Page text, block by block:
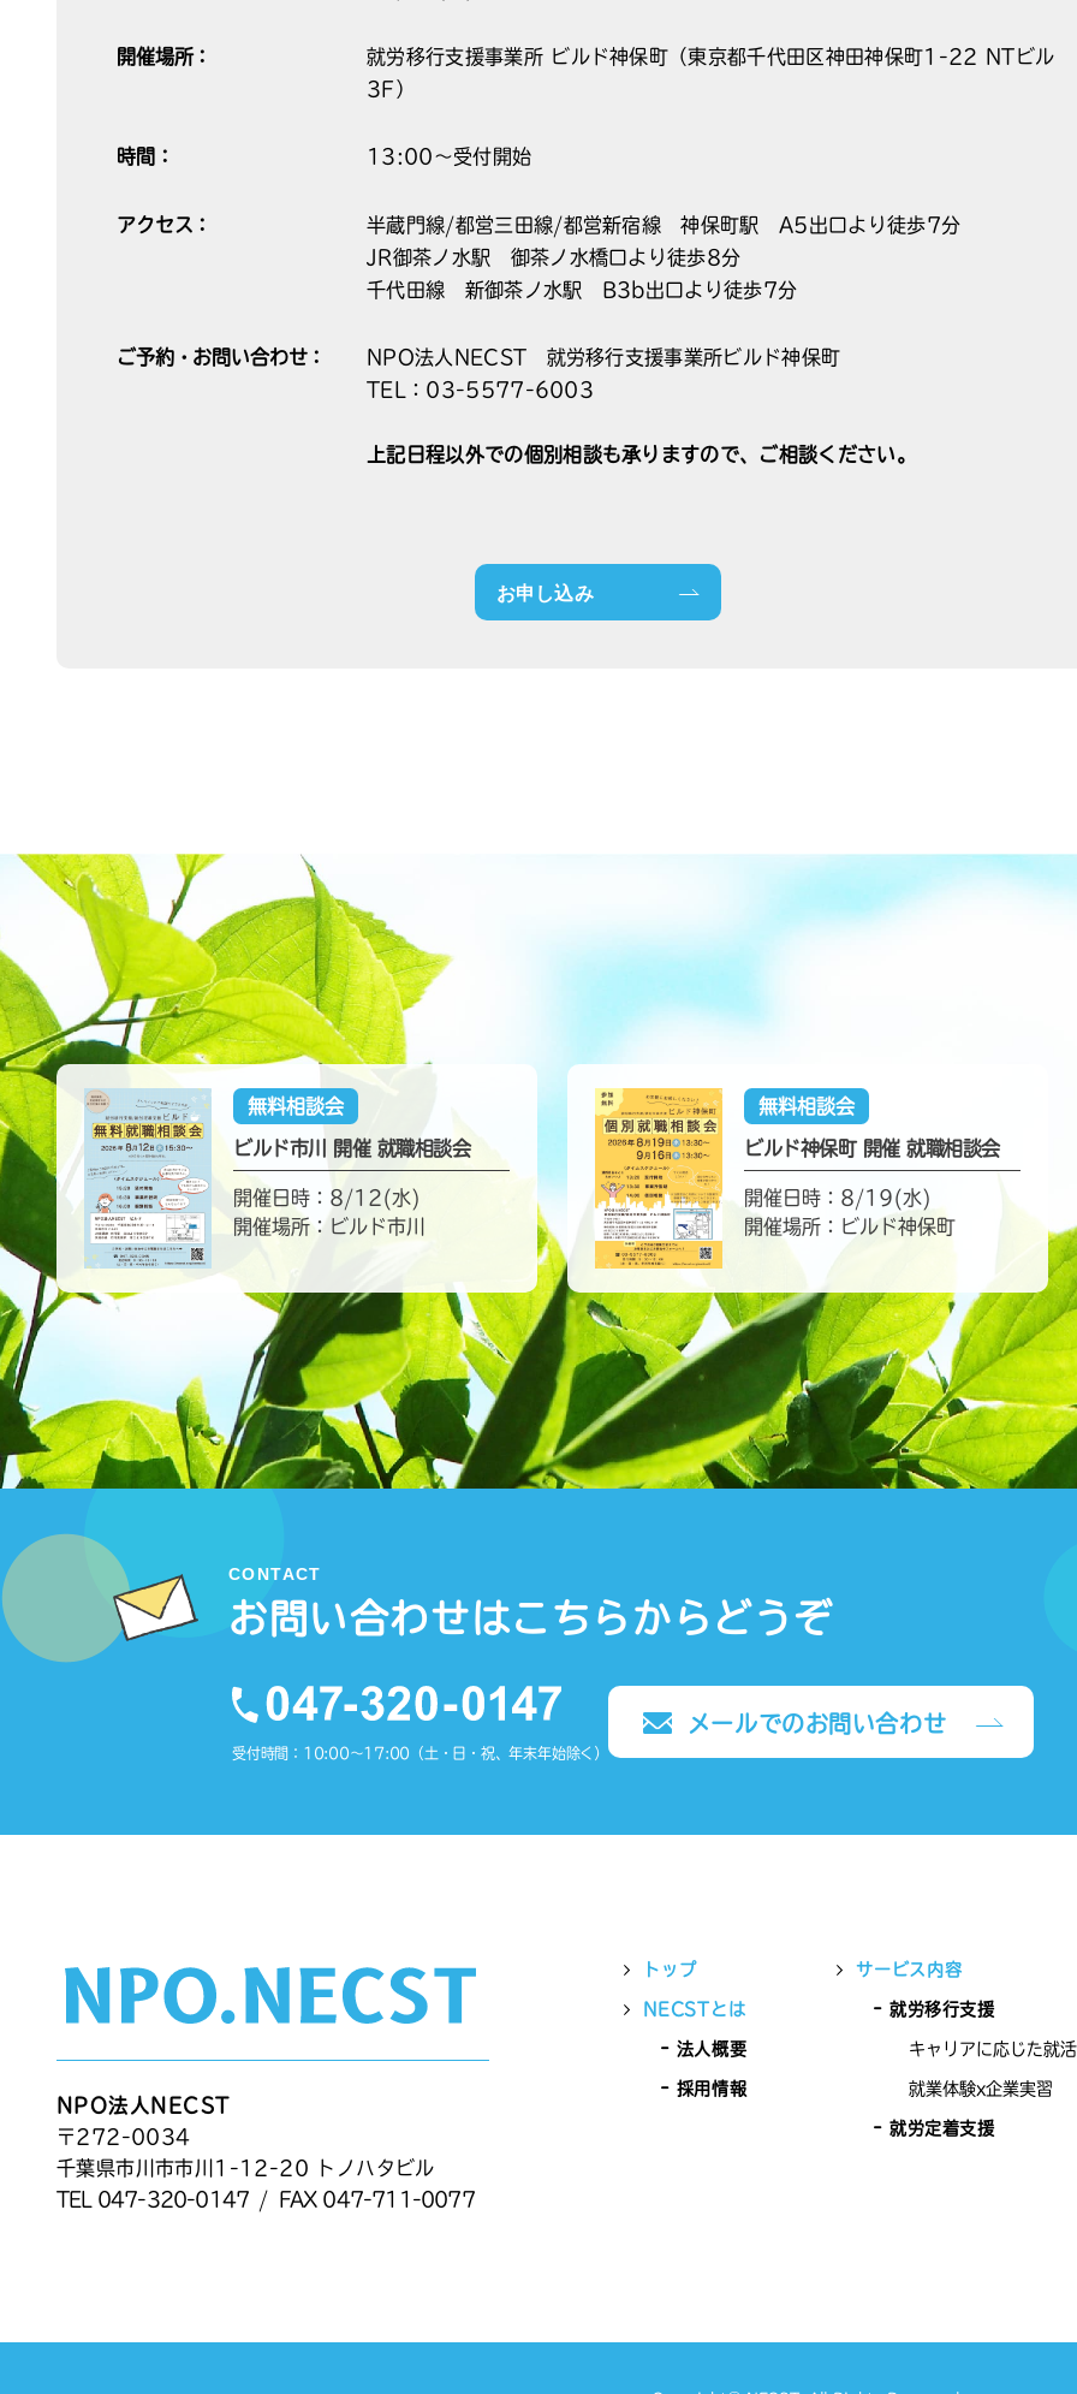
開催場所：
就労移行支援事業所 ビルド神保町（東京都千代田区神田神保町1-22 NTビル
3F）
時間： 13:00～受付開始
アクセス：
半蔵門線/都営三田線/都営新宿線 神保町駅 A5出口より徒歩7分
JR御茶ノ水駅 御茶ノ水橋口より徒歩8分
千代田線 新御茶ノ水駅 B3b出口より徒歩7分
ご予約・お問い合わせ：
NPO法人NECST 就労移行支援事業所ビルド神保町
TEL：03-5577-6003
上記日程以外での個別相談も承りますので、ご相談ください。
お申し込み
無料相談会
ビルド市川 開催 就職相談会
開催日時：8/12(水)
開催場所：ビルド市川
無料相談会
ビルド神保町 開催 就職相談会
開催日時：8/19(水)
開催場所：ビルド神保町
CONTACT
お問い合わせはこちらからどうぞ
受付時間：10:00〜17:00（土・日・祝、年末年始除く）
メールでのお問い合わせ
NPO法人NECST
〒272-0034
千葉県市川市市川1-12-20 トノハタビル
TEL 047-320-0147 / FAX 047-711-0077
トップ
NECSTとは
法人概要
採用情報
サービス内容
就労移行支援
キャリアに応じた就活
就業体験x企業実習
就労定着支援